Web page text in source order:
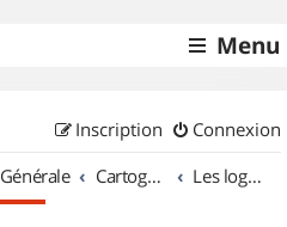
Menu
Connexion
Inscription
Générale Cartographie et GPS Les logiciels